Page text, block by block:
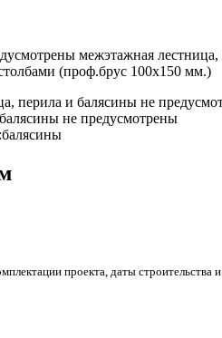
межэтажная
(проф.брус 100х150 мм.)
перила и балясины не
балясины не предусмотрены
балясины
проекта, даты